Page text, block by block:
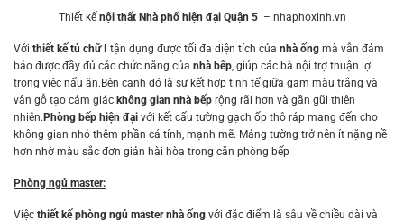
Thiết kếnội thất Nhà phố hiện đại Quận 5 – nhaphoxinh.vn
Với thiết kế tủ chữ I tận dụng được tối đa diện tích của nhà ống mà vẫn đảm
bảo được đầy đủ các chức năng của nhà bếp , giúp các bà nội trợ thuận lợi
trong việc nấu ăn.Bên cạnh đó là sự kết hợp tinh tế giữa gam màu trắng và
vân gỗ tạo cảm giác không gian nhà bếp rộng rãi hơn và gần gũi thiên
nhiên.Phòng bếp hiện đại với kết cấu tường gạch ốp thô ráp mang đến cho
không gian nhỏ thêm phần cá tính, mạnh mẽ. Mảng tường trở nên ít nặng nề
hơn nhờ màu sắc đơn giản hài hòa trong căn phòng bếp
Phòng ngủ master:
Việc thiết kế phòng ngủ master nhà ống với đặc điểm là sâu về chiều dài và